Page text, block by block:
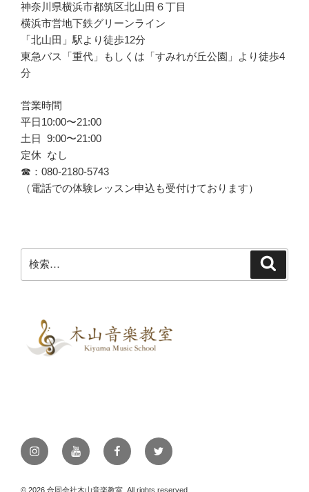
神奈川県横浜市都筑区北山田６丁目
横浜市営地下鉄グリーンライン
「北山田」駅より徒歩12分
東急バス「重代」もしくは「すみれが丘公園」より徒歩4
分
営業時間
平日10:00〜21:00
土日 9:00〜21:00
定休 なし
☎︎：080-2180-5743
（電話での体験レッスン申込も受付けております）
索:
InstagramYouTube FacebookTwitter
© 2026 合同会社木山音楽教室, All rights reserved.